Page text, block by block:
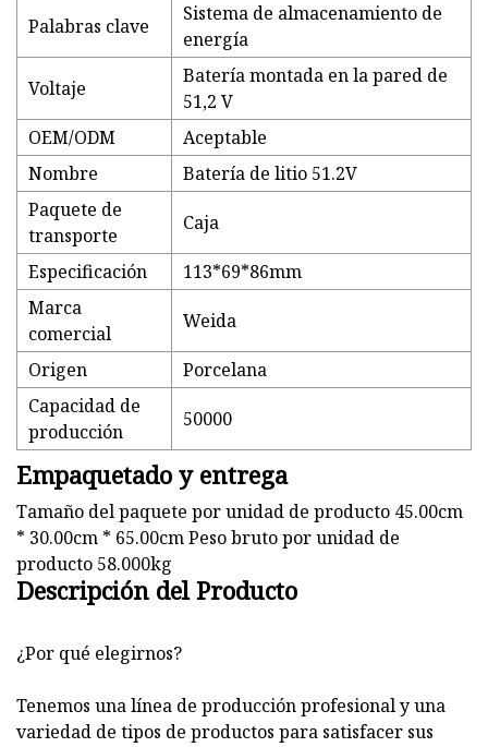
Palabras clave
Sistema de almacenamiento de
energía
Voltaje
Batería montada en la pared de
51,2 V
OEM/ODM
Aceptable
Nombre
Batería de litio 51.2V
Paquete de
transporte
Caja
Especificación
113*69*86mm
Marca
comercial
Weida
Origen
Porcelana
Capacidad de
producción
50000
Empaquetado y entrega
Tamaño del paquete por unidad de producto 45.00cm
* 30.00cm * 65.00cm Peso bruto por unidad de
producto 58.000kg
Descripción del Producto
¿Por qué elegirnos?
Tenemos una línea de producción profesional y una
variedad de tipos de productos para satisfacer sus